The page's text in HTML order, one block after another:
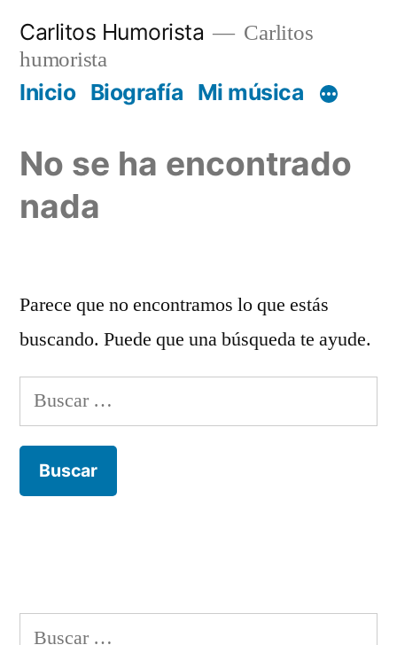
contenido
Carlitos Humorista
Carlitos
humorista
Inicio Biografía Mi música
No se ha encontrado
nada
Parece que no encontramos lo que estás
buscando. Puede que una búsqueda te ayude.
Buscar:
Buscar: